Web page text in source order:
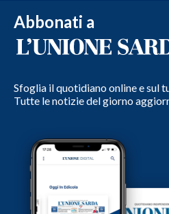
Abbonati a
Sfoglia il quotidiano online e sul
Tutte le notizie del giorno